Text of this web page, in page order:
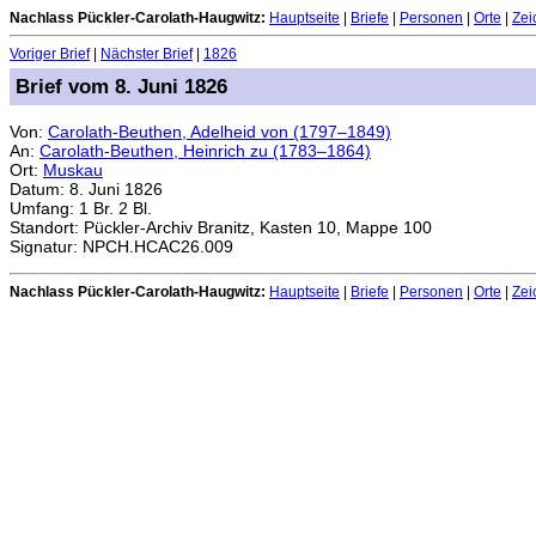
Nachlass Pückler-Carolath-Haugwitz: Hauptseite Briefe Personen Orte
Voriger Brief| Nächster Brief| 1826
Brief vom 8. Juni 1826
Von: Carolath-Beuthen, Adelheid von (1797–1849)
An: Carolath-Beuthen, Heinrich zu (1783–1864)
Ort: Muskau
Datum: 8. Juni 1826
Umfang: 1 Br. 2 Bl.
Standort: Pückler-Archiv Branitz, Kasten 10, Mappe 100
Signatur: NPCH.HCAC26.009
Nachlass Pückler-Carolath-Haugwitz: Hauptseite Briefe Personen Orte